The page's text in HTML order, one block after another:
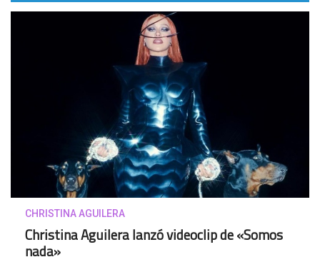
CHRISTINA AGUILERA
Christina Aguilera lanzó videoclip de «Somos
nada»